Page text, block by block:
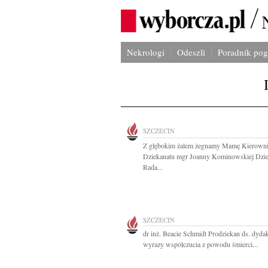
Nekrologi Odeszli Poradnik
SZCZECIN
Z głębokim żalem żegnamy Mamę
Dziekanatu mgr Joanny Kominowskiej
Rada...
SZCZECIN
dr inż. Beacie Schmidt Prodziekan ds.
wyrazy współczucia z powodu śmierci...